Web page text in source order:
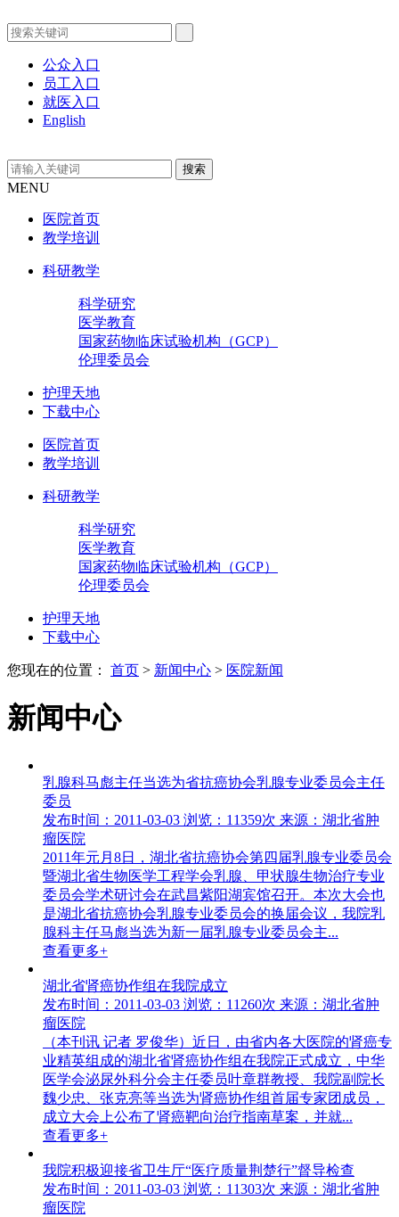
公众入口
员工入口
就医入口
English
MENU
医院首页
教学培训
科研教学
科学研究
医学教育
国家药物临床试验机构（GCP）
伦理委员会
护理天地
下载中心
医院首页
教学培训
科研教学
科学研究
医学教育
国家药物临床试验机构（GCP）
伦理委员会
护理天地
下载中心
您现在的位置： 首页 > 新闻中心 > 医院新闻
新闻中心
乳腺科马彪主任当选为省抗癌协会乳腺专业委员会主任
委员
发布时间：2011-03-03 浏览：11359次 来源：湖北省肿
瘤医院
2011年元月8日，湖北省抗癌协会第四届乳腺专业委员会
暨湖北省生物医学工程学会乳腺、甲状腺生物治疗专业
委员会学术研讨会在武昌紫阳湖宾馆召开。本次大会也
是湖北省抗癌协会乳腺专业委员会的换届会议，我院乳
腺科主任马彪当选为新一届乳腺专业委员会主...
查看更多+
湖北省肾癌协作组在我院成立
发布时间：2011-03-03 浏览：11260次 来源：湖北省肿
瘤医院
（本刊讯 记者 罗俊华）近日，由省内各大医院的肾癌专
业精英组成的湖北省肾癌协作组在我院正式成立，中华
医学会泌尿外科分会主任委员叶章群教授、我院副院长
魏少忠、张克亮等当选为肾癌协作组首届专家团成员，
成立大会上公布了肾癌靶向治疗指南草案，并就...
查看更多+
我院积极迎接省卫生厅“医疗质量荆楚行”督导检查
发布时间：2011-03-03 浏览：11303次 来源：湖北省肿
瘤医院